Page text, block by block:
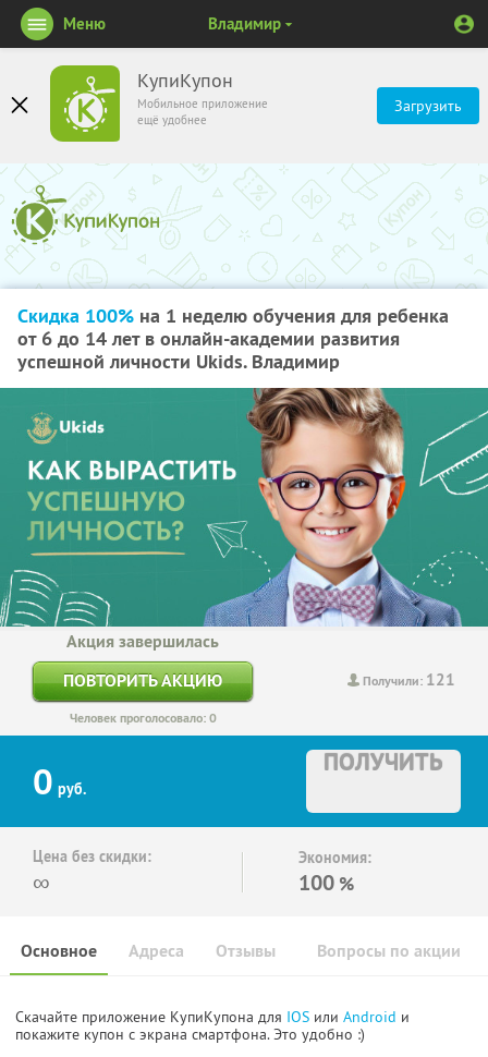
КупиКупон
Мобильное приложение
ещё удобнее
Загрузить
Меню Владимир
Скидка 100% на 1 неделю обучения для ребенка
от 6 до 14 лет в онлайн-академии развития
успешной личности Ukids. Владимир
Получили: 121
Акция завершилась
ПОВТОРИТЬ АКЦИЮ
Человек проголосовало: 0
0 руб.
ПОЛУЧИТЬ
Цена без скидки:
∞
Экономия:
100 %
Основное Отзывы Вопросы по акции
Адреса
Скачайте приложение КупиКупона для IOS или Android и
покажите купон с экрана смартфона. Это удобно :)